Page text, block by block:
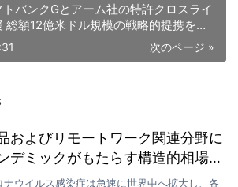
バンクGとアーム社の特許クロスライ
総額12億米ドル規模の戦略的提携を実
次のページ »
およびリモートワーク関連分野に
デミックがもたらす構造的相場を
ウイルス感染症は急速に世界中へ拡大し、各